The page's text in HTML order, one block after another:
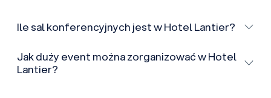
Ile sal konferencyjnych jest w Hotel Lantier?
Jak duży event można zorganizować w Hotel
Lantier?